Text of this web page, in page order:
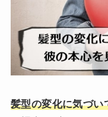
髪型の変化に気づい